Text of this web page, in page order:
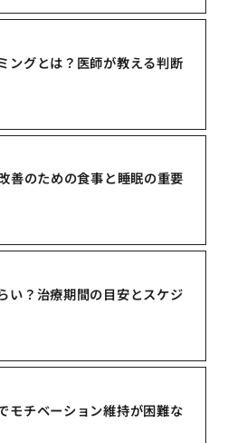
ングとは？医師が教える判断
善のための食事と睡眠の重要
い？治療期間の目安とスケジ
モチベーション維持が困難な